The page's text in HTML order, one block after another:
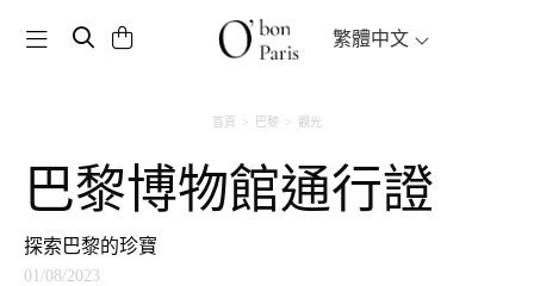
Toggle navigation 繁體中文
首頁 巴黎 觀光
巴黎博物館通行證
探索巴黎的珍寶
01/08/2023